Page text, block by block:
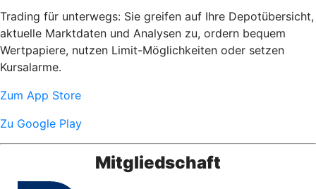
Trading für unterwegs: Sie greifen auf Ihre Depotübersicht,
aktuelle Marktdaten und Analysen zu, ordern bequem
Wertpapiere, nutzen Limit-Möglichkeiten oder setzen
Kursalarme.
Zum App Store
Zu Google Play
Mitgliedschaft